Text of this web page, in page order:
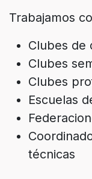
Trabajamos
Clubes de
Clubes
Clubes
Escuelas
técnicas